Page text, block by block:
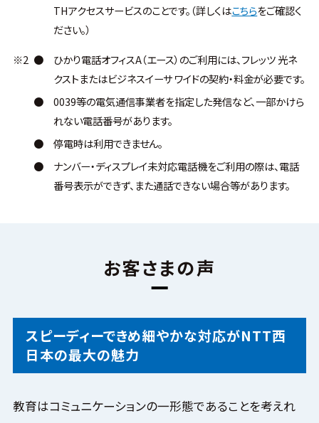
THアクセスサービスのことです。（詳しくはこちらをご確認く
ださい。）
※2 ●
ひかり電話オフィスA（エース）のご利用には、フレッツ 光ネ
クストまたはビジネスイーサ ワイドの契約・料金が必要です。
●
0039等の電気通信事業者を指定した発信など、一部かけら
れない電話番号があります。
●
停電時は利用できません。
●
ナンバー・ディスプレイ未対応電話機をご利用の際は、電話
番号表示ができず、また通話できない場合等があります。
お客さまの声
スピーディーできめ細やかな対応がNTT西
日本の最大の魅力
教育はコミュニケーションの一形態であることを考えれ